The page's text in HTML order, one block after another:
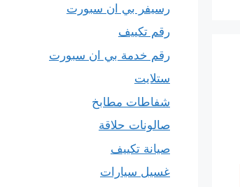
رسيفر بي ان سبورت
رقم تكييف
رقم خدمة بي ان سبورت
ستلايت
شفاطات مطابخ
صالونات حلاقة
صيانة تكييف
غسيل سيارات